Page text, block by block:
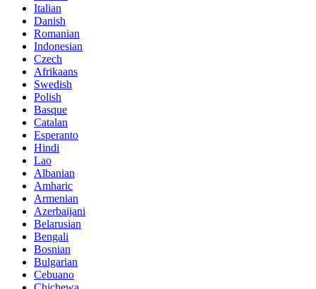
Italian
Danish
Romanian
Indonesian
Czech
Afrikaans
Swedish
Polish
Basque
Catalan
Esperanto
Hindi
Lao
Albanian
Amharic
Armenian
Azerbaijani
Belarusian
Bengali
Bosnian
Bulgarian
Cebuano